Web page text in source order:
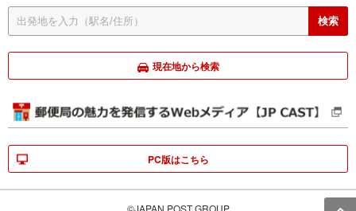
現在地から検索
PC版はこちら